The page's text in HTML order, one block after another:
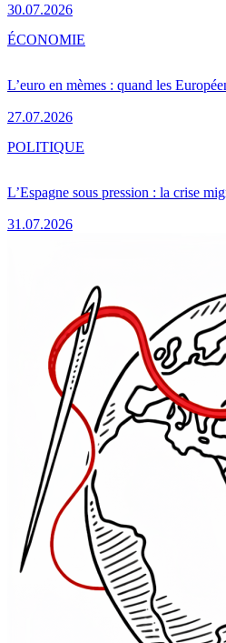
30.07.2026
L’euro en mèmes : quand les
27.07.2026
ÉCONOMIE
L’Espagne sous pression : la crise
31.07.2026
POLITIQUE